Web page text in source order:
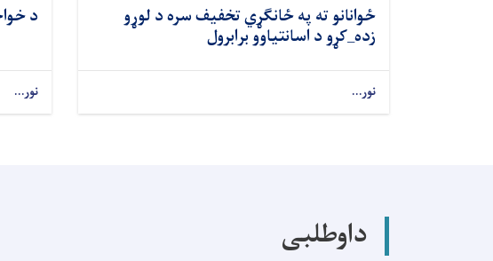
ځوانانو ته په ځانګړي تخفیف سره د لوړو
زده_کړو د اسانتیاوو برابرول
نور...
د
نور...
داوطلبی